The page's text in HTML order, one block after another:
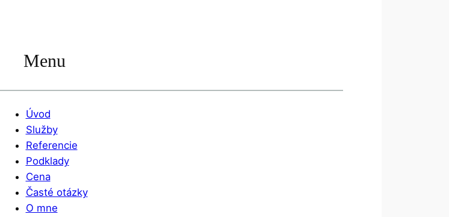
Menu
Úvod
Služby
Referencie
Podklady
Cena
Časté otázky
O mne